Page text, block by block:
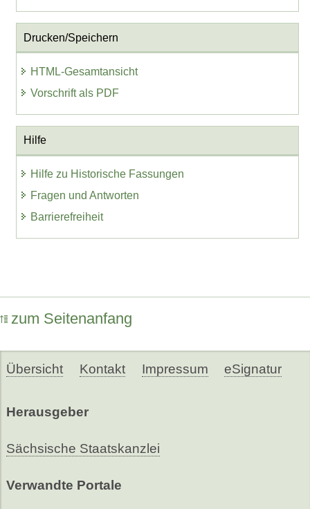
Drucken/Speichern
HTML-Gesamtansicht
Vorschrift als PDF
Hilfe
Hilfe zu Historische Fassungen
Fragen und Antworten
Barrierefreiheit
zum Seitenanfang
Übersicht Kontakt Impressum eSignatur
Herausgeber
Sächsische Staatskanzlei
Verwandte Portale